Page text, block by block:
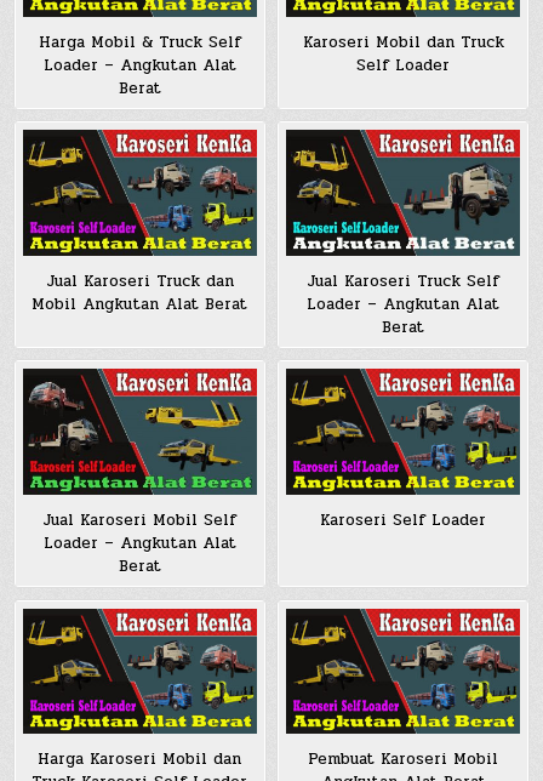
Harga Mobil & Truck Self
Loader – Angkutan Alat
Berat
Karoseri Mobil dan Truck
Self Loader
Jual Karoseri Truck dan
Mobil Angkutan Alat Berat
Jual Karoseri Truck Self
Loader – Angkutan Alat
Berat
Jual Karoseri Mobil Self
Loader – Angkutan Alat
Berat
Karoseri Self Loader
Harga Karoseri Mobil dan
Pembuat Karoseri Mobil